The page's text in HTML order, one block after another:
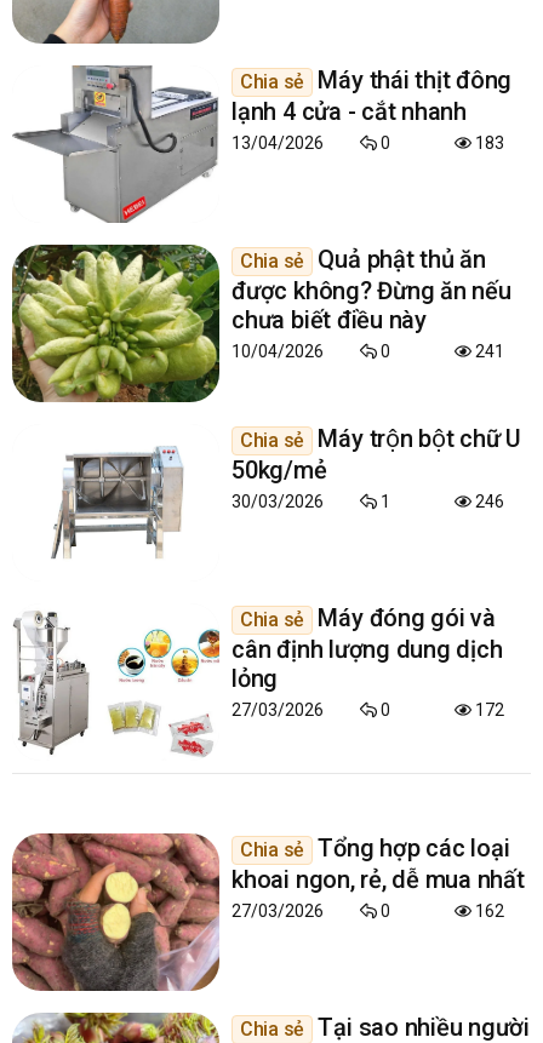
Chia sẻ
Máy thái thịt đông
lạnh 4 cửa - cắt nhanh
13/04/2026 0 183
Chia sẻ
Quả phật thủ ăn
được không? Đừng ăn nếu
chưa biết điều này
10/04/2026 0 241
Chia sẻ
Máy trộn bột chữ U
50kg/mẻ
30/03/2026 1 246
Chia sẻ
Máy đóng gói và
cân định lượng dung dịch
lỏng
27/03/2026 0 172
Chia sẻ
Tổng hợp các loại
khoai ngon, rẻ, dễ mua nhất
27/03/2026 0 162
Chia sẻ
Tại sao nhiều người